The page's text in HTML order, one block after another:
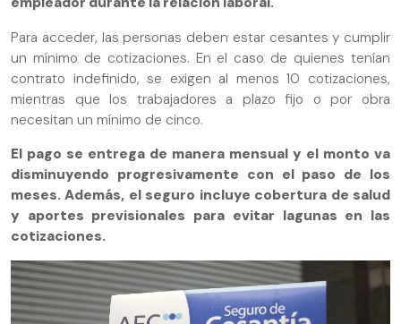
Para acceder, las personas deben estar cesantes y cumplir
un mínimo de cotizaciones. En el caso de quienes tenían
contrato indefinido, se exigen al menos 10 cotizaciones,
mientras que los trabajadores a plazo fijo o por obra
necesitan un mínimo de cinco.
El pago se entrega de manera mensual y el monto va
disminuyendo progresivamente con el paso de los
meses. Además, el seguro incluye cobertura de salud
y aportes previsionales para evitar lagunas en las
cotizaciones.